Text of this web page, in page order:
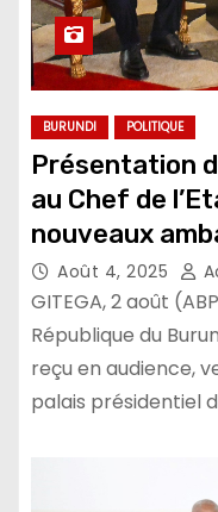
BURUNDI POLITIQUE
Présentation
au Chef de
nouveaux
Août 4, 2025
GITEGA, 2 août
République du
reçu en audience,
palais présidentiel